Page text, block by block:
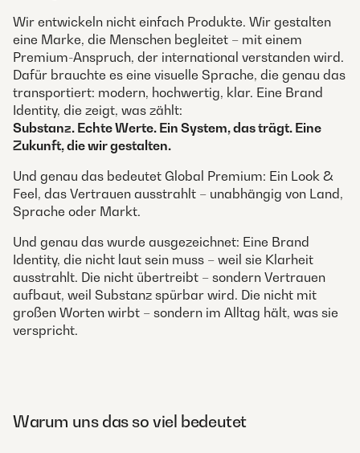
Wir entwickeln nicht einfach Produkte. Wir gestalten
eine Marke, die Menschen begleitet – mit einem
Premium-Anspruch, der international verstanden wird.
Dafür brauchte es eine visuelle Sprache, die genau das
transportiert: modern, hochwertig, klar. Eine Brand
Identity, die zeigt, was zählt:
Substanz. Echte Werte. Ein System, das trägt. Eine
Zukunft, die wir gestalten.
Und genau das bedeutet Global Premium: Ein Look &
Feel, das Vertrauen ausstrahlt – unabhängig von Land,
Sprache oder Markt.
Und genau das wurde ausgezeichnet: Eine Brand
Identity, die nicht laut sein muss – weil sie Klarheit
ausstrahlt. Die nicht übertreibt – sondern Vertrauen
aufbaut, weil Substanz spürbar wird. Die nicht mit
großen Worten wirbt – sondern im Alltag hält, was sie
verspricht.
Warum uns das so viel bedeutet